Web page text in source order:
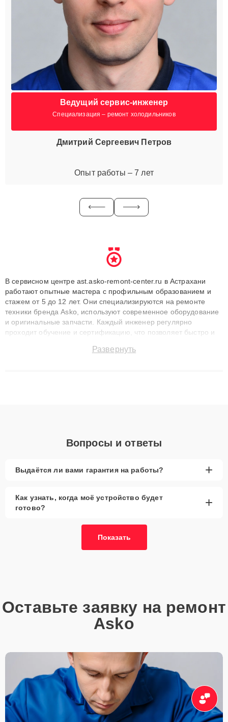
Ведущий сервис-инженер
Специализация – ремонт холодильников
Дмитрий Сергеевич Петров
Опыт работы – 7 лет
В сервисном центре ast.asko-remont-center.ru в Астрахани
работают опытные мастера с профильным образованием и
стажем от 5 до 12 лет. Они специализируются на ремонте
техники бренда Asko, используют современное оборудование
и оригинальные запчасти. Каждый инженер регулярно
проходит обучение и сертификацию, что позволяет быстро и
сохранением гарантии до 3 лет. Наши мастера решают
Развернуть
Вопросы и ответы
Выдаётся ли вами гарантия на работы? +
Как узнать, когда моё устройство будет
готово?
+
Показать
Оставьте заявку на ремонт
Asko